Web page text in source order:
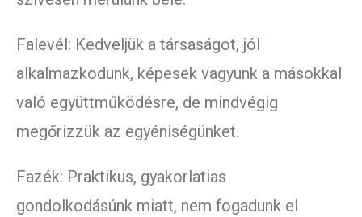
Falevél: Kedveljük a társaságot, jól
alkalmazkodunk, képesek vagyunk a másokkal
való együttműködésre, de mindvégig
megőrizzük az egyéniségünket.
Fazék: Praktikus, gyakorlatias
gondolkodásúnk miatt, nem fogadunk el